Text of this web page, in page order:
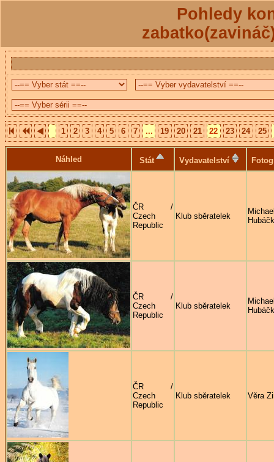
Pohledy
1 2 3 4 5 6 7 ... 19 20 21 22 23 24 25
Náhled Stát Vydavatelství
ČR /
Czech
Republic
Klub sběratelek
ČR /
Czech
Republic
Klub sběratelek
ČR /
Czech
Republic
Klub sběratelek Věra